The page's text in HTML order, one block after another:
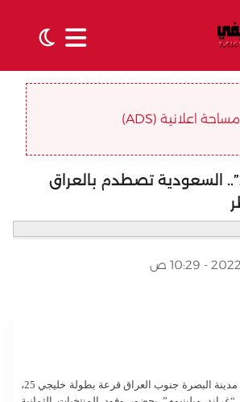
مساحة اعلانية (ADS)
قرعة “خليجي 25”.. السعودية تصطدم بالعراق
أجريت اليوم الثلاثاء في مدينة البصرة جنوب العراق قرعة بطولة خليجي 25،